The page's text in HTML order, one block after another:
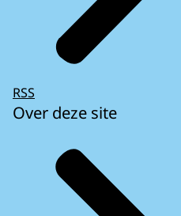
RSS
Over deze site